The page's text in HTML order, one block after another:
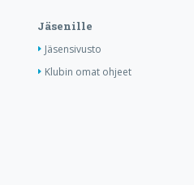
Jäsenille
Jäsensivusto
Klubin omat ohjeet